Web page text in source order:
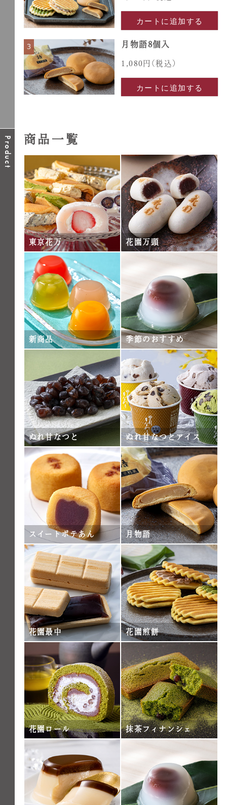
カートに追加する
月物語8個入
1,080円 (税込)
カートに追加する
Product 商品一覧
東京花万 花園万頭
新商品 季節のおすすめ
ぬれ甘なつと ぬれ甘なつとアイス
スイートポテあん 月物語
花園最中 花園煎餅
花園ロール 抹茶フィナンシェ